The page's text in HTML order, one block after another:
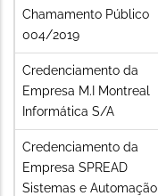
Chamamento Público
004/2019
Credenciamento da
Empresa M.I Montreal
Informática S/A
Credenciamento da
Empresa SPREAD
Sistemas e Automação